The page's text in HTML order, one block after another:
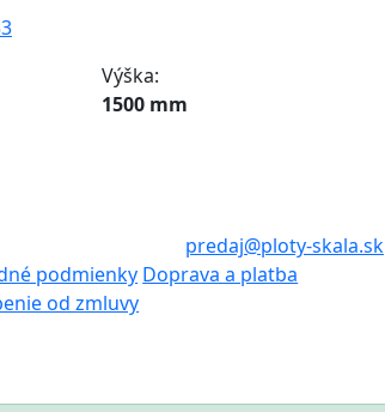
Výška:
1500 mm
predaj@ploty-skala.sk
podmienky Doprava a platba
od zmluvy